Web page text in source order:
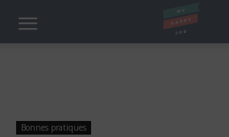
Bonnes pratiques